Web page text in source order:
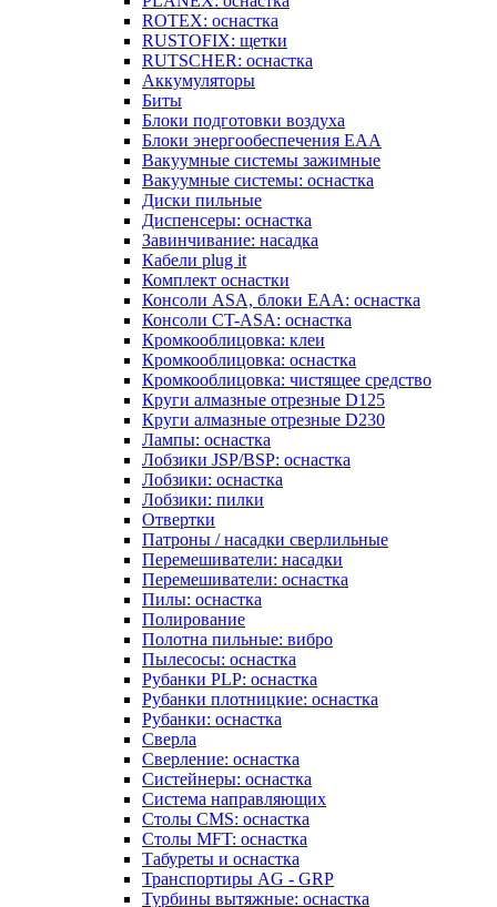
ROTEX: оснастка
RUSTOFIX: щетки
RUTSCHER: оснастка
Аккумуляторы
Биты
Блоки подготовки воздуха
Блоки энергообеспечения EAA
Вакуумные системы зажимные
Вакуумные системы: оснастка
Диски пильные
Диспенсеры: оснастка
Завинчивание: насадка
Кабели plug it
Комплект оснастки
Консоли ASA, блоки EAA: оснастка
Консоли CT-ASA: оснастка
Кромкооблицовка: клеи
Кромкооблицовка: оснастка
Кромкооблицовка: чистящее средство
Круги алмазные отрезные D125
Круги алмазные отрезные D230
Лампы: оснастка
Лобзики JSP/BSP: оснастка
Лобзики: оснастка
Лобзики: пилки
Отвертки
Патроны / насадки сверлильные
Перемешиватели: насадки
Перемешиватели: оснастка
Пилы: оснастка
Полирование
Полотна пильные: вибро
Пылесосы: оснастка
Рубанки PLP: оснастка
Рубанки плотницкие: оснастка
Рубанки: оснастка
Сверла
Сверление: оснастка
Систейнеры: оснастка
Система направляющих
Столы CMS: оснастка
Столы MFT: оснастка
Табуреты и оснастка
Транспортиры AG - GRP
Турбины вытяжные: оснастка